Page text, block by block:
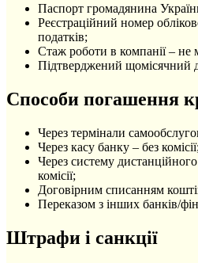
Паспорт громадянина
Реєстраційний номер
податків;
Стаж роботи в компанії – не
Підтверджений щомісячний
Способи погашення
Через термінали
Через касу банку – без комісії;
Через систему
комісії;
Договірним списанням
Переказом з інших банків/
Штрафи і санкції